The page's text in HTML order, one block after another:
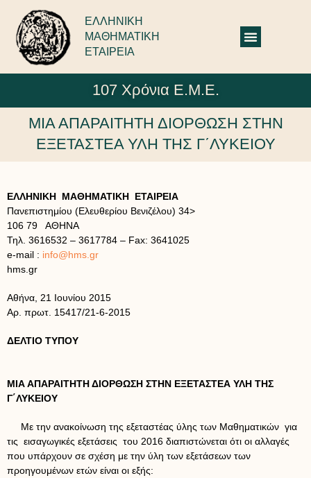
ΕΛΛΗΝΙΚΗ
ΜΑΘΗΜΑΤΙΚΗ
ΕΤΑΙΡΕΙΑ
107 Χρόνια Ε.Μ.Ε.
ΜΙΑ ΑΠΑΡΑΙΤΗΤΗ ΔΙΟΡΘΩΣΗ ΣΤΗΝ
ΕΞΕΤΑΣΤΕΑ ΥΛΗ ΤΗΣ Γ΄ΛΥΚΕΙΟΥ
ΕΛΛΗΝΙΚΗ ΜΑΘΗΜΑΤΙΚΗ ΕΤΑΙΡΕΙΑ
Πανεπιστημίου (Ελευθερίου Βενιζέλου) 34>
106 79 ΑΘΗΝΑ
Τηλ. 3616532 – 3617784 – Fax: 3641025
e-mail : info@hms.gr
hms.gr
Αθήνα, 21 Ιουνίου 2015
Αρ. πρωτ. 15417/21-6-2015
ΔΕΛΤΙΟ ΤΥΠΟΥ
ΜΙΑ ΑΠΑΡΑΙΤΗΤΗ ΔΙΟΡΘΩΣΗ ΣΤΗΝ ΕΞΕΤΑΣΤΕΑ ΥΛΗ ΤΗΣ
Γ΄ΛΥΚΕΙΟΥ
Με την ανακοίνωση της εξεταστέας ύλης των Μαθηματικών για
τις εισαγωγικές εξετάσεις του 2016 διαπιστώνεται ότι οι αλλαγές
που υπάρχουν σε σχέση με την ύλη των εξετάσεων των
προηγουμένων ετών είναι οι εξής: